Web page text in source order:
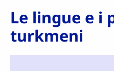
Le lingue e i
turkmeni